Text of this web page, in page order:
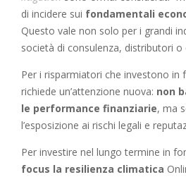
di incidere sui fondamentali
Questo vale non solo per i grandi
società di consulenza, distributori
Per i risparmiatori che investono in
richiede un’attenzione nuova: non
le performance finanziarie, ma
l’esposizione ai rischi legali e
Per investire nel lungo termine in
focus la resilienza climatica